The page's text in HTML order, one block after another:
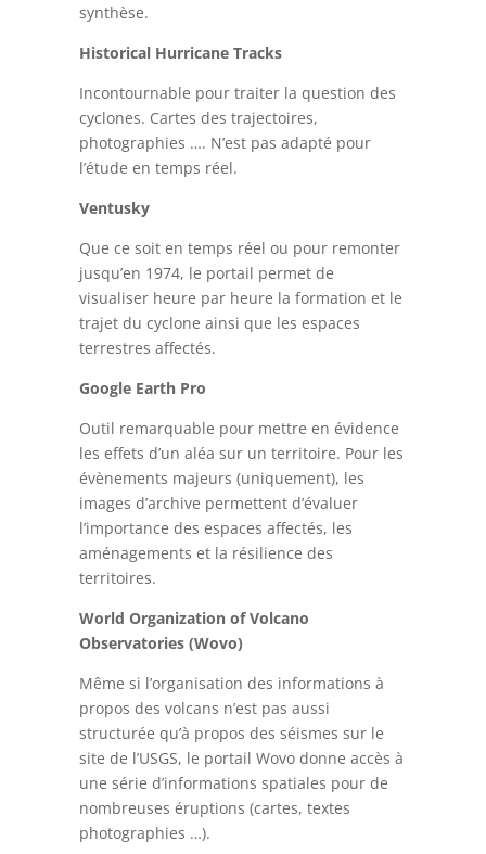
synthèse.
Historical Hurricane Tracks
Incontournable pour traiter la question des
cyclones. Cartes des trajectoires,
photographies …. N’est pas adapté pour
l’étude en temps réel.
Ventusky
Que ce soit en temps réel ou pour remonter
jusqu’en 1974, le portail permet de
visualiser heure par heure la formation et le
trajet du cyclone ainsi que les espaces
terrestres affectés.
Google Earth Pro
Outil remarquable pour mettre en évidence
les effets d’un aléa sur un territoire. Pour les
évènements majeurs (uniquement), les
images d’archive permettent d’évaluer
l’importance des espaces affectés, les
aménagements et la résilience des
territoires.
World Organization of Volcano
Observatories (Wovo)
Même si l’organisation des informations à
propos des volcans n’est pas aussi
structurée qu’à propos des séismes sur le
site de l’USGS, le portail Wovo donne accès à
une série d’informations spatiales pour de
nombreuses éruptions (cartes, textes
photographies …).